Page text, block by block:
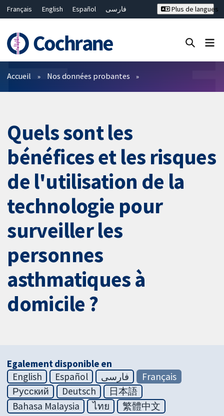
Français English Español
فارسی
Bahasa Malaysia
ไทย
繁體中文
简体中文
Plus de langues
Filtres
Accueil Nos données probantes
Quels sont les
bénéfices et les risques
de l'utilisation de la
technologie pour
surveiller les
personnes
asthmatiques à
domicile ?
Egalement disponible en
English
Español فارسی
Français
Русский
Deutsch
日本語
Bahasa Malaysia
ไทย 繁體中文